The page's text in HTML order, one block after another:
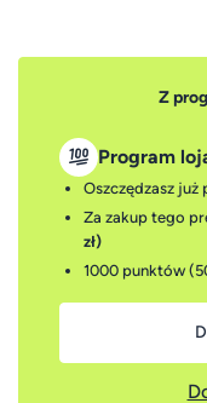
Z
Program
Oszczędzasz już
Za zakup tego
zł)
1000 punktów